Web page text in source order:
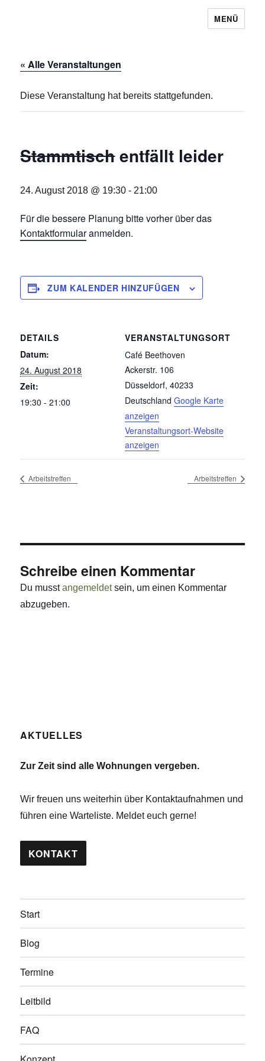
Baugemeinschaft LaubendorfMENÜ
« Alle Veranstaltungen
Diese Veranstaltung hat bereits stattgefunden.
Stammtischentfällt leider
24. August 2018 @ 19:30 - 21:00
Für die bessere Planung bitte vorher über das
Kontaktformularanmelden.
ZUM KALENDER HINZUFÜGEN
DETAILS
Datum:
24. August 2018
Zeit:
19:30 - 21:00
VERANSTALTUNGSORT
Café Beethoven
Ackerstr. 106
Düsseldorf, 40233
Deutschland Google Karte
anzeigen
Veranstaltungsort-Website
anzeigen
Arbeitstreffen Arbeitstreffen
Schreibe einen Kommentar
Du musstangemeldetsein, um einen Kommentar
abzugeben.
AKTUELLES
Zur Zeit sind alle Wohnungen vergeben.
Wir freuen uns weiterhin über Kontaktaufnahmen und
führen eine Warteliste. Meldet euch gerne!
KONTAKT
Start
Blog
Termine
Leitbild
FAQ